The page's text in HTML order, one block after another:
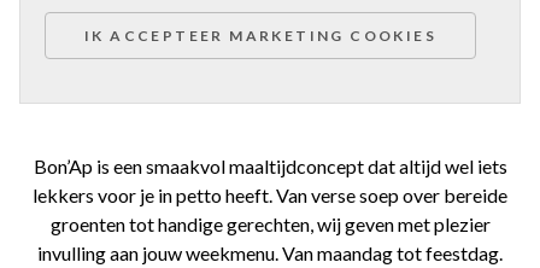
IK ACCEPTEER MARKETING COOKIES
Bon’Ap is een smaakvol maaltijdconcept dat altijd wel iets
lekkers voor je in petto heeft. Van verse soep over bereide
groenten tot handige gerechten, wij geven met plezier
invulling aan jouw weekmenu. Van maandag tot feestdag.